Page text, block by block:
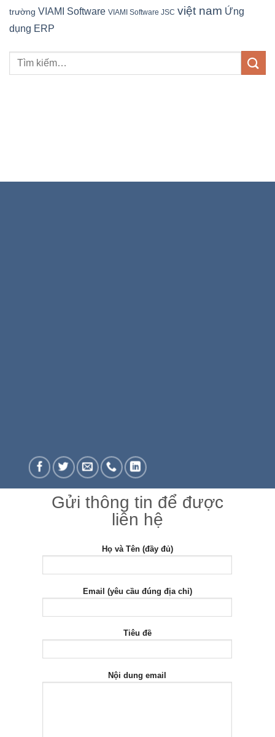
trường VIAMI Software VIAMI Software JSC việt nam Ứng
dụng ERP
Gửi thông tin để được
liên hệ
Họ và Tên (đầy đủ)
Email (yêu cầu đúng địa chỉ)
Tiêu đề
Nội dung email